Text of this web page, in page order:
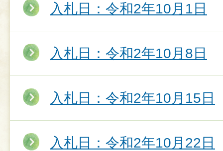
入札日：令和2年10月1日
入札日：令和2年10月8日
入札日：令和2年10月15日
入札日：令和2年10月22日